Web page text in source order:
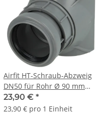
Airfit HT-Schraub-Abzweig
DN50 für Rohr Ø 90 mm
29050AZ
23,90 € *
23,90 € pro 1 Einheit